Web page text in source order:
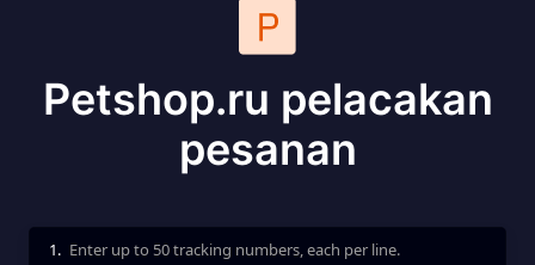
Petshop.ru pelacakan
pesanan
Enter up to 50 tracking numbers, each per line.
1.